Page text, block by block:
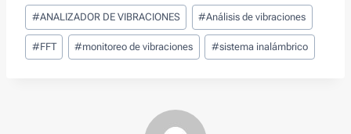
Tags
de
Entradas:
#ANALIZADOR DE VIBRACIONES #Análisis de vibraciones
#FFT #monitoreo de vibraciones #sistema inalámbrico